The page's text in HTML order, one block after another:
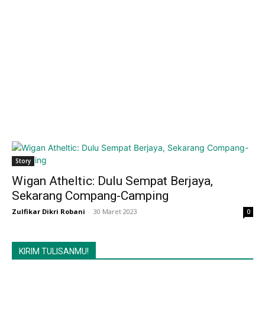
Story
Wigan Atheltic: Dulu Sempat Berjaya,
Sekarang Compang-Camping
Zulfikar Dikri Robani - 30 Maret 2023 0
KIRIM TULISANMU!